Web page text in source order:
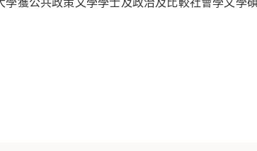
學獲公共政策文學學士及政治及比較社會學文學